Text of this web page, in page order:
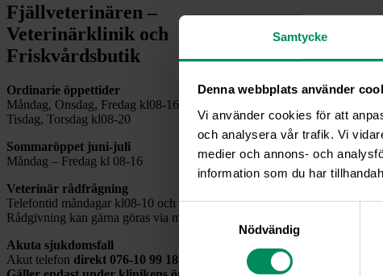
Samtycke
Denna webbplats använder
Vi använder cookies för att
och analysera vår trafik. Vi
medier och annons- och
information som du har
Nödvändig
Fjällveterinären –
Veterinärklinik och
Friskvårdsbutik
Ordinarie öppettider
Måndag, Onsdag, Fredag kl08-16
Tisdag, Torsdag kl08-20
Sommaröppet juni-juli
Måndag – Fredag kl 08-16
Veterinär rådfrågning
Telefontid måndagar kl08-10 och övriga vardagar kl08-09
Rådgivning kan gärna göras via mail
Akuta sjukdomsfall
Akut telefon direkt 076-10 99 188